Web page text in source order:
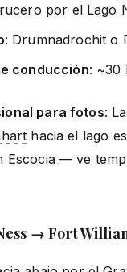
por el Lago
: Drumnadrochit o
conducción: ~30
para fotos:
hacia el lago
Escocia — ve
→ Fort